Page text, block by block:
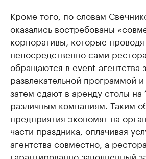
Кроме того, по словам
оказались востребованы
корпоративы, которые
непосредственно сами
обращаются в event-агентства
развлекательной программой
затем сдают в аренду столы на
различным компаниям. Таким
предприятия экономят на
части праздника, оплачивая
агентства совместно, а
гарантированно заполненный